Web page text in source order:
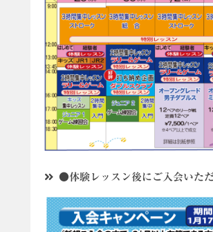
●体験レッスン後にご入会いた